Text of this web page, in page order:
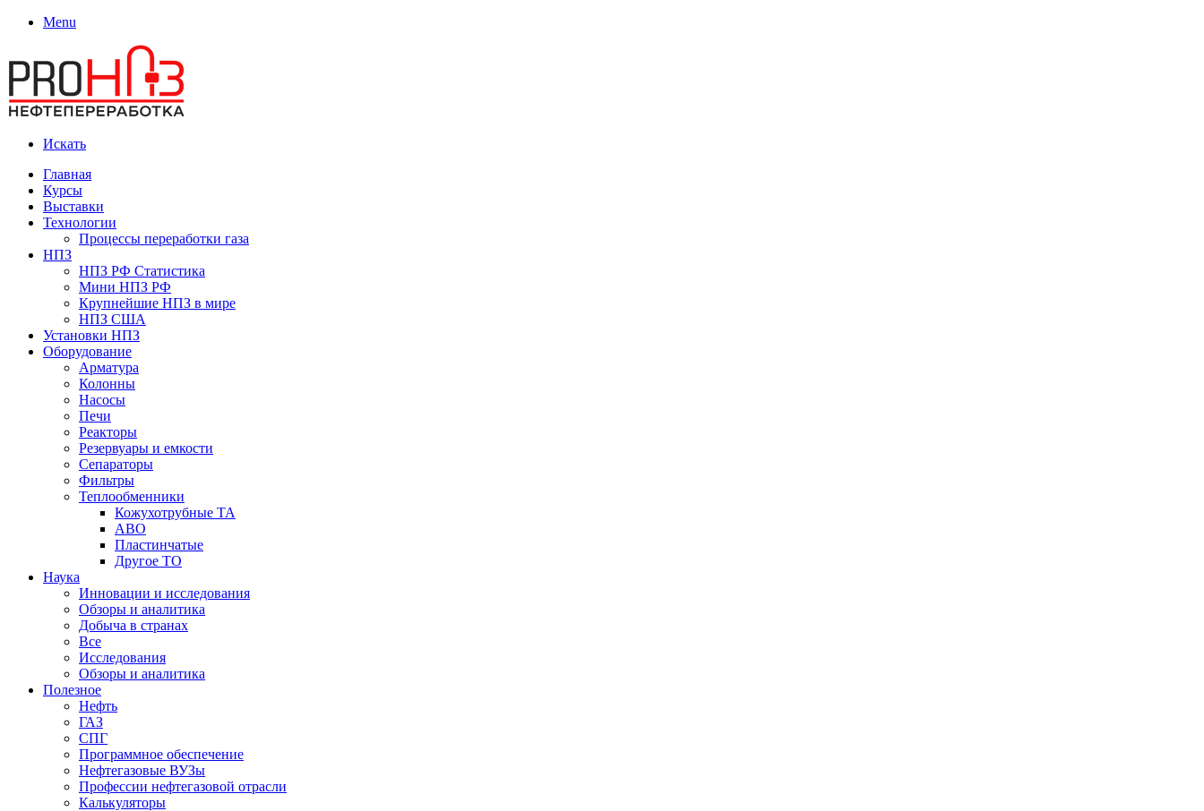
Menu
Искать
Главная
Курсы
Выставки
Технологии
Процессы переработки газа
НПЗ
НПЗ РФ Статистика
Мини НПЗ РФ
Крупнейшие НПЗ в мире
НПЗ США
Установки НПЗ
Оборудование
Арматура
Колонны
Насосы
Печи
Реакторы
Резервуары и емкости
Сепараторы
Фильтры
Теплообменники
Кожухотрубные ТА
АВО
Пластинчатые
Другое ТО
Наука
Инновации и исследования
Обзоры и аналитика
Добыча в странах
Все
Исследования
Обзоры и аналитика
Полезное
Нефть
ГАЗ
СПГ
Программное обеспечение
Нефтегазовые ВУЗы
Профессии нефтегазовой отрасли
Калькуляторы